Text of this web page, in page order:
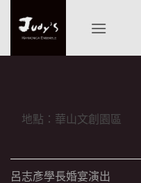
content
地點：華山文創園區
呂志彥學長婚宴演出